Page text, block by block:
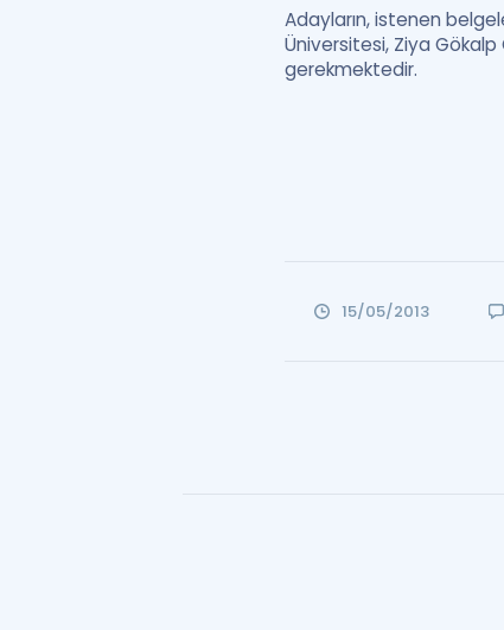
Adayların, istenen
Üniversitesi, Ziya
gerekmektedir.
15/05/2013